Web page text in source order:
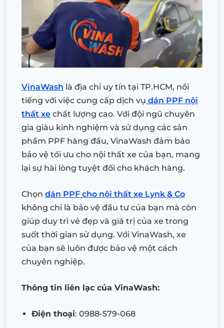
VinaWash là địa chỉ uy tín tại TP.HCM, nổi
tiếng với việc cung cấp dịch vụ dán PPF nội
thất xe chất lượng cao. Với đội ngũ chuyên
gia giàu kinh nghiệm và sử dụng các sản
phẩm PPF hàng đầu, VinaWash đảm bảo
bảo vệ tối ưu cho nội thất xe của bạn, mang
lại sự hài lòng tuyệt đối cho khách hàng.
Chọn dán PPF cho nội thất xe Lynk & Co
không chỉ là bảo vệ đầu tư của bạn mà còn
giúp duy trì vẻ đẹp và giá trị của xe trong
suốt thời gian sử dụng. Với VinaWash, xe
của bạn sẽ luôn được bảo vệ một cách
chuyên nghiệp.
Thông tin liên lạc của VinaWash:
Điện thoại: 0988-579-068